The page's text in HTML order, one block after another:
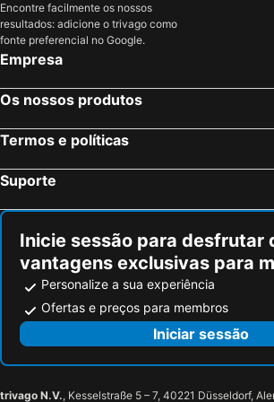
Asker, Akershus Hotéis
Hamar, Hedmark Hotéis
Bergen, Hordaland Hotéis
Bodø, Nordland Hotéis
Flam, Sogn
Encontre facilmente os nossos
resultados: adicione o trivago como
fonte preferencial no Google.
Empresa
Os nossos produtos
Termos e políticas
Suporte
Inicie sessão para desfrutar
vantagens exclusivas para
Personalize a sua experiência
Ofertas e preços para membros
Iniciar sessão
trivago N.V., Kesselstraße 5 – 7, 40221 Düsseldorf,